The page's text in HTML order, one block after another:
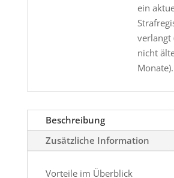
ein
verlangt
nicht
Monate).
Beschreibung
Zusätzliche Information
Vorteile im Überblick